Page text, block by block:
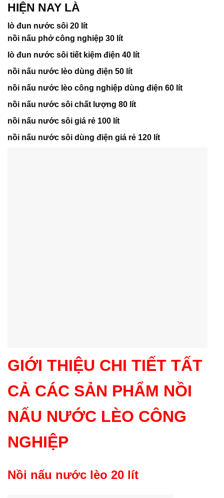
HIỆN NAY LÀ
lò đun nước sôi 20 lít
nồi nấu phở công nghiệp 30 lít
lò đun nước sôi tiết kiệm điện 40 lít
nồi nấu nước lèo dùng điện 50 lít
nồi nấu nước lèo công nghiệp dùng điện 60 lít
nồi nấu nước sôi chất lượng 80 lít
nồi nấu nước sôi giá rẻ 100 lít
nồi nấu nước sôi dùng điện giá rẻ 120 lít
GIỚI THIỆU CHI TIẾT TẤT
CẢ CÁC SẢN PHẨM NỒI
NẤU NƯỚC LÈO CÔNG
NGHIỆP
Nồi nấu nước lèo 20 lít